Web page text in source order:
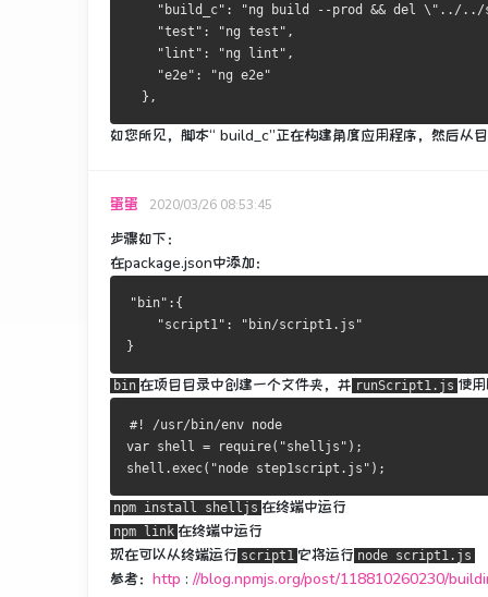
"build_c": "ng build --prod && del \"../
    "test": "ng test",
    "lint": "ng lint",
    "e2e": "ng e2e"
  },
如您所见，脚本“ build_c”正在构建角度应用程序，然后从
蛋蛋 2020/03/26 08:53:45
步骤如下：
在package.json中添加：
"bin":{
    "script1": "bin/script1.js"
}
bin 在项目目录中创建一个文件夹，并 runScript1.js 使
#! /usr/bin/env node
var shell = require("shelljs");
shell.exec("node step1script.js");
npm install shelljs 在终端中运行
npm link 在终端中运行
现在可以从终端运行 script1 它将运行 node script1.js
参考： http : //blog.npmjs.org/post/118810260230/